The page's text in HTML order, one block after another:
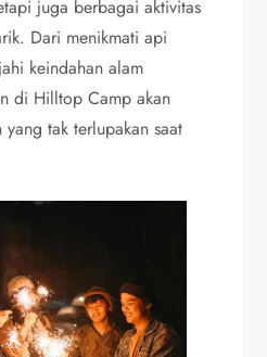
juga berbagai aktivitas
Dari menikmati api
keindahan alam
di Hilltop Camp akan
tak terlupakan saat